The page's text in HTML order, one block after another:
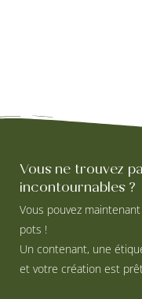
Vous ne trouvez
incontournables ?
Vous pouvez
pots !
Un contenant, une
et votre création est